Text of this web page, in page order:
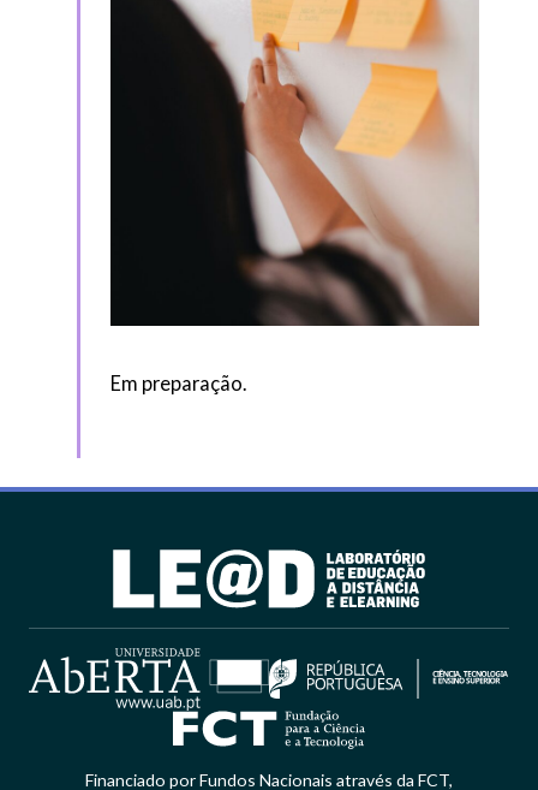
Em preparação.
Financiado por Fundos Nacionais através da FCT,